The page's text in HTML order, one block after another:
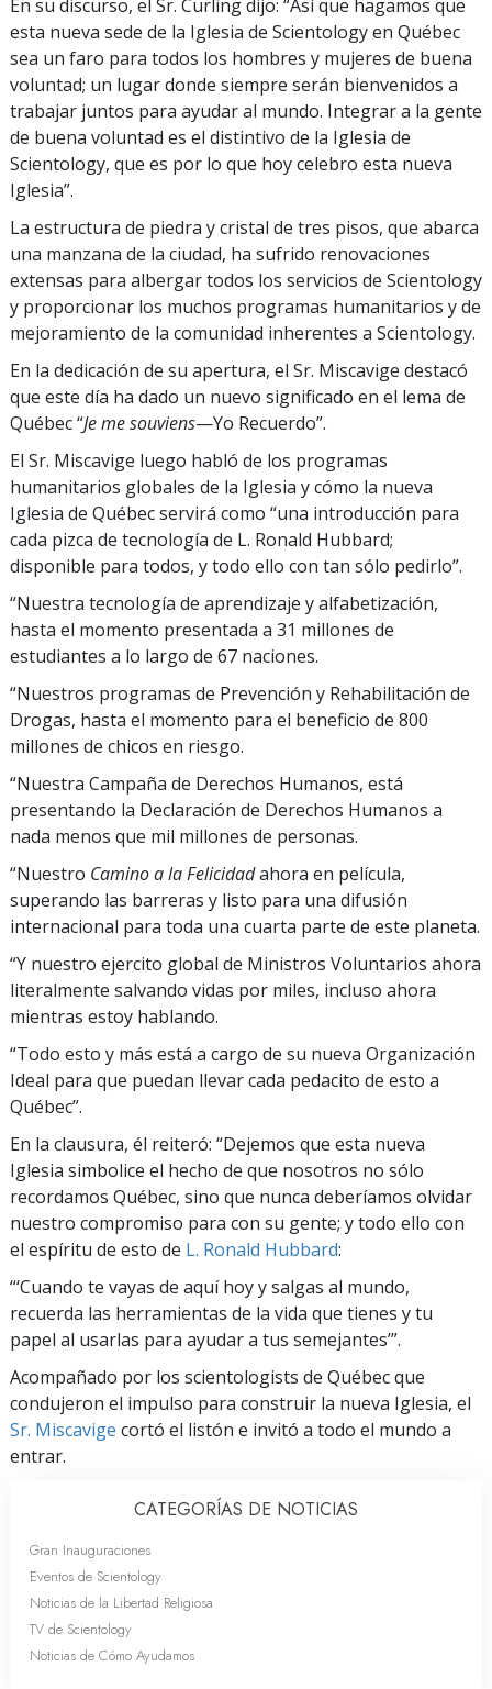
En su discurso, el Sr. Curling dijo: “Así que hagamos que
esta nueva sede de la Iglesia de Scientology en Québec
sea un faro para todos los hombres y mujeres de buena
voluntad; un lugar donde siempre serán bienvenidos a
trabajar juntos para ayudar al mundo. Integrar a la gente
de buena voluntad es el distintivo de la Iglesia de
Scientology, que es por lo que hoy celebro esta nueva
Iglesia”.
La estructura de piedra y cristal de tres pisos, que abarca
una manzana de la ciudad, ha sufrido renovaciones
extensas para albergar todos los servicios de Scientology
y proporcionar los muchos programas humanitarios y de
mejoramiento de la comunidad inherentes a Scientology.
En la dedicación de su apertura, el Sr. Miscavige destacó
que este día ha dado un nuevo significado en el lema de
Québec “Je me souviens—Yo Recuerdo”.
El Sr. Miscavige luego habló de los programas
humanitarios globales de la Iglesia y cómo la nueva
Iglesia de Québec servirá como “una introducción para
cada pizca de tecnología de L. Ronald Hubbard;
disponible para todos, y todo ello con tan sólo pedirlo”.
“Nuestra tecnología de aprendizaje y alfabetización,
hasta el momento presentada a 31 millones de
estudiantes a lo largo de 67 naciones.
“Nuestros programas de Prevención y Rehabilitación de
Drogas, hasta el momento para el beneficio de 800
millones de chicos en riesgo.
“Nuestra Campaña de Derechos Humanos, está
presentando la Declaración de Derechos Humanos a
nada menos que mil millones de personas.
“Nuestro Camino a la Felicidadahora en película,
superando las barreras y listo para una difusión
internacional para toda una cuarta parte de este planeta.
“Y nuestro ejercito global de Ministros Voluntarios ahora
literalmente salvando vidas por miles, incluso ahora
mientras estoy hablando.
“Todo esto y más está a cargo de su nueva Organización
Ideal para que puedan llevar cada pedacito de esto a
Québec”.
En la clausura, él reiteró: “Dejemos que esta nueva
Iglesia simbolice el hecho de que nosotros no sólo
recordamos Québec, sino que nunca deberíamos olvidar
nuestro compromiso para con su gente; y todo ello con
el espíritu de esto de L. Ronald Hubbard:
“‘Cuando te vayas de aquí hoy y salgas al mundo,
recuerda las herramientas de la vida que tienes y tu
papel al usarlas para ayudar a tus semejantes’”.
Acompañado por los scientologists de Québec que
condujeron el impulso para construir la nueva Iglesia, el
Sr. Miscavige cortó el listón e invitó a todo el mundo a
entrar.
CATEGORÍAS DE NOTICIAS
Gran Inauguraciones
Eventos de Scientology
Noticias de la Libertad Religiosa
TV de Scientology
Noticias de Cómo Ayudamos